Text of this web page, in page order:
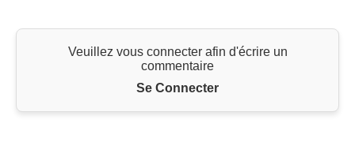
Veuillez vous connecter afin d'écrire un
commentaire
Se Connecter